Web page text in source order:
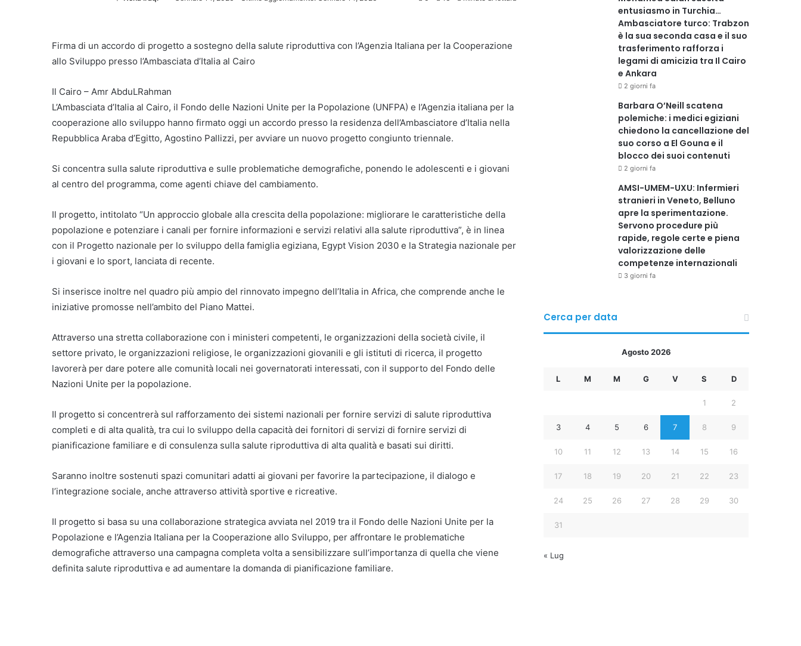
Firma di un accordo di progetto a sostegno della salute riproduttiva con l’Agenzia Italiana per la Cooperazione
allo Sviluppo presso l’Ambasciata d’Italia al Cairo
Il Cairo – Amr AbduLRahman
L’Ambasciata d’Italia al Cairo, il Fondo delle Nazioni Unite per la Popolazione (UNFPA) e l’Agenzia italiana per la
cooperazione allo sviluppo hanno firmato oggi un accordo presso la residenza dell’Ambasciatore d’Italia nella
Repubblica Araba d’Egitto, Agostino Pallizzi, per avviare un nuovo progetto congiunto triennale.
Si concentra sulla salute riproduttiva e sulle problematiche demografiche, ponendo le adolescenti e i giovani
al centro del programma, come agenti chiave del cambiamento.
Il progetto, intitolato “Un approccio globale alla crescita della popolazione: migliorare le caratteristiche della
popolazione e potenziare i canali per fornire informazioni e servizi relativi alla salute riproduttiva”, è in linea
con il Progetto nazionale per lo sviluppo della famiglia egiziana, Egypt Vision 2030 e la Strategia nazionale per
i giovani e lo sport, lanciata di recente.
Si inserisce inoltre nel quadro più ampio del rinnovato impegno dell’Italia in Africa, che comprende anche le
iniziative promosse nell’ambito del Piano Mattei.
Attraverso una stretta collaborazione con i ministeri competenti, le organizzazioni della società civile, il
settore privato, le organizzazioni religiose, le organizzazioni giovanili e gli istituti di ricerca, il progetto
lavorerà per dare potere alle comunità locali nei governatorati interessati, con il supporto del Fondo delle
Nazioni Unite per la popolazione.
Il progetto si concentrerà sul rafforzamento dei sistemi nazionali per fornire servizi di salute riproduttiva
completi e di alta qualità, tra cui lo sviluppo della capacità dei fornitori di servizi di fornire servizi di
pianificazione familiare e di consulenza sulla salute riproduttiva di alta qualità e basati sui diritti.
Saranno inoltre sostenuti spazi comunitari adatti ai giovani per favorire la partecipazione, il dialogo e
l’integrazione sociale, anche attraverso attività sportive e ricreative.
Il progetto si basa su una collaborazione strategica avviata nel 2019 tra il Fondo delle Nazioni Unite per la
Popolazione e l’Agenzia Italiana per la Cooperazione allo Sviluppo, per affrontare le problematiche
demografiche attraverso una campagna completa volta a sensibilizzare sull’importanza di quella che viene
definita salute riproduttiva e ad aumentare la domanda di pianificazione familiare.
entusiasmo in Turchia…
Ambasciatore turco: Trabzon
è la sua seconda casa e il suo
trasferimento rafforza i
legami di amicizia tra Il Cairo
e Ankara
2 giorni fa
Barbara O’Neill scatena
polemiche: i medici egiziani
chiedono la cancellazione del
suo corso a El Gouna e il
blocco dei suoi contenuti
2 giorni fa
AMSI-UMEM-UXU: Infermieri
stranieri in Veneto, Belluno
apre la sperimentazione.
Servono procedure più
rapide, regole certe e piena
valorizzazione delle
competenze internazionali
3 giorni fa
Cerca per data
Agosto 2026
L M M G V S D
1 2
3 4 5 6 7 8 9
10 11 12 13 14 15 16
17 18 19 20 21 22 23
24 25 26 27 28 29 30
31
« Lug